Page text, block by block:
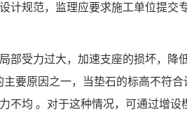
计规范，监理应要求施工单位提交
部受力过大，加速支座的损坏，降
主要原因之一，当垫石的标高不符
不均 。对于这种情况，可通过增